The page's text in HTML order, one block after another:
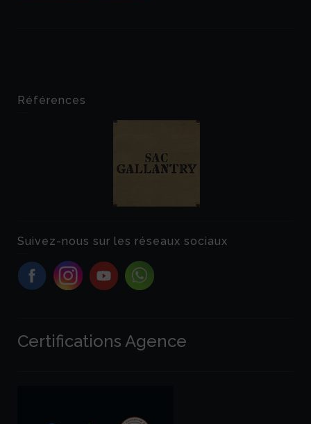
Références
Suivez-nous sur les réseaux sociaux
Certifications Agence